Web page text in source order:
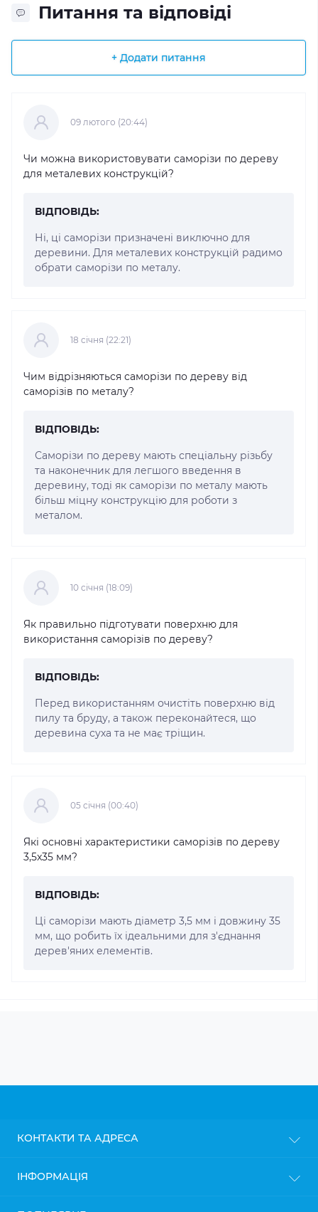
Питання та відповіді
+ Додати питання
09 лютого (20:44)
Чи можна використовувати саморізи по дереву
для металевих конструкцій?
ВІДПОВІДЬ:
Ні, ці саморізи призначені виключно для
деревини. Для металевих конструкцій радимо
обрати саморізи по металу.
18 cічня (22:21)
Чим відрізняються саморізи по дереву від
саморізів по металу?
ВІДПОВІДЬ:
Саморізи по дереву мають спеціальну різьбу
та наконечник для легшого введення в
деревину, тоді як саморізи по металу мають
більш міцну конструкцію для роботи з
металом.
10 cічня (18:09)
Як правильно підготувати поверхню для
використання саморізів по дереву?
ВІДПОВІДЬ:
Перед використанням очистіть поверхню від
пилу та бруду, а також переконайтеся, що
деревина суха та не має тріщин.
05 cічня (00:40)
Які основні характеристики саморізів по дереву
3,5x35 мм?
ВІДПОВІДЬ:
Ці саморізи мають діаметр 3,5 мм і довжину 35
мм, що робить їх ідеальними для з'єднання
дерев'яних елементів.
КОНТАКТИ ТА АДРЕСА
ІНФОРМАЦІЯ